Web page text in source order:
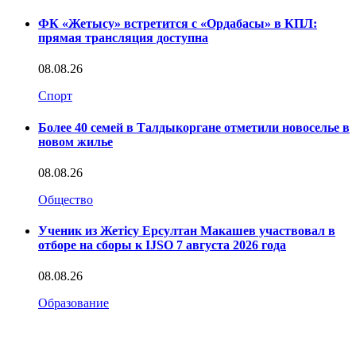
ФК «Жетысу» встретится с «Ордабасы» в КПЛ:
прямая трансляция доступна
08.08.26
Спорт
Более 40 семей в Талдыкоргане отметили новоселье в
новом жилье
08.08.26
Общество
Ученик из Жетісу Ерсултан Макашев участвовал в
отборе на сборы к IJSO 7 августа 2026 года
08.08.26
Образование